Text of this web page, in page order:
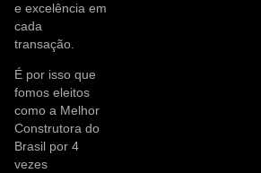
e excelência em
cada
transação.
É por isso que
fomos eleitos
como a Melhor
Construtora do
Brasil por 4
vezes